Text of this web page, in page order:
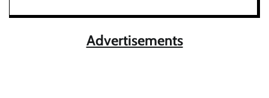
Advertisements